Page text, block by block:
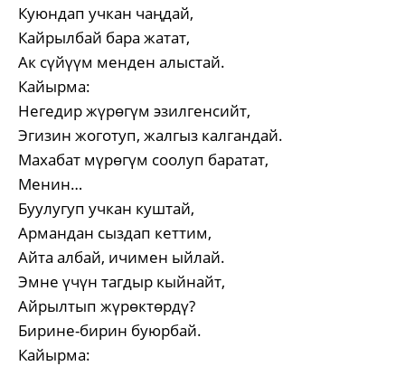
Куюндап учкан чаңдай,
Кайрылбай бара жатат,
Ак сүйүүм менден алыстай.
Кайырма:
Негедир жүрөгүм эзилгенсийт,
Эгизин жоготуп, жалгыз калгандай.
Махабат мүрөгүм соолуп баратат,
Менин…
Буулугуп учкан куштай,
Армандан сыздап кеттим,
Айта албай, ичимен ыйлай.
Эмне үчүн тагдыр кыйнайт,
Айрылтып жүрөктөрдү?
Бирине-бирин буюрбай.
Кайырма: